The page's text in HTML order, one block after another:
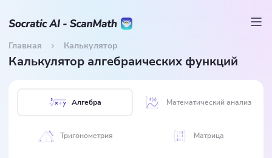
Главная Калькулятор
Калькулятор алгебраических функций
Алгебра Математический анализ
Тригонометрия Матрица